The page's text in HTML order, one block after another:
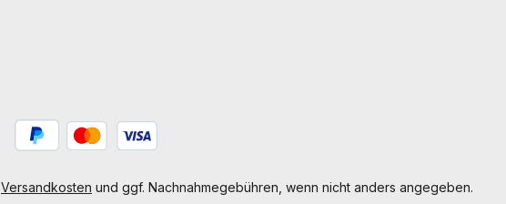
Versandkosten und ggf. Nachnahmegebühren, wenn nicht anders angegeben.